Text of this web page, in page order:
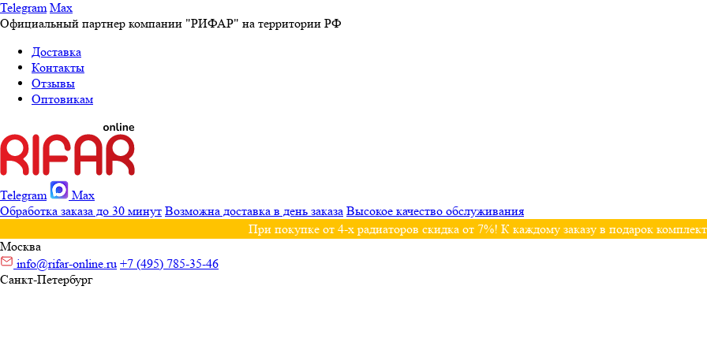
Telegram Max
Официальный партнер компании "РИФАР" на территории РФ
Доставка
Контакты
Отзывы
Оптовикам
Telegram
Max
Обработка заказа до 30 минут Возможна доставка в день заказа Высокое качество обслуживания
При покупке от 4-х радиаторов скидка от 7%! К каждому заказу в подарок
Москва
info@rifar-online.ru +7 (495) 785-35-46
Санкт-Петербург